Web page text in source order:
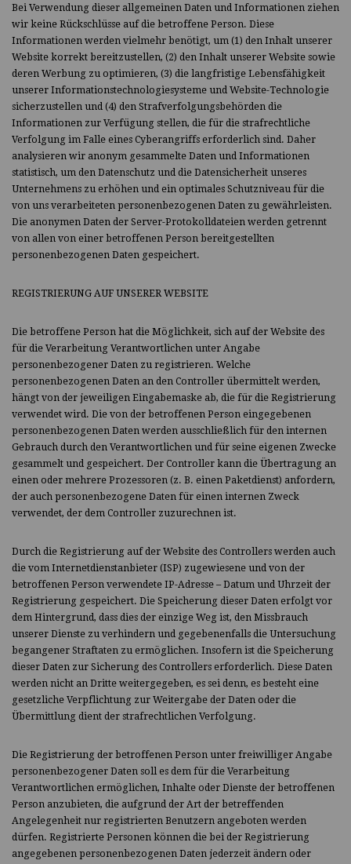
Bei Verwendung dieser allgemeinen Daten und Informationen ziehen
wir keine Rückschlüsse auf die betroffene Person. Diese
Informationen werden vielmehr benötigt, um (1) den Inhalt unserer
Website korrekt bereitzustellen, (2) den Inhalt unserer Website sowie
deren Werbung zu optimieren, (3) die langfristige Lebensfähigkeit
unserer Informationstechnologiesysteme und Website-Technologie
sicherzustellen und (4) den Strafverfolgungsbehörden die
Informationen zur Verfügung stellen, die für die strafrechtliche
Verfolgung im Falle eines Cyberangriffs erforderlich sind. Daher
analysieren wir anonym gesammelte Daten und Informationen
statistisch, um den Datenschutz und die Datensicherheit unseres
Unternehmens zu erhöhen und ein optimales Schutzniveau für die
von uns verarbeiteten personenbezogenen Daten zu gewährleisten.
Die anonymen Daten der Server-Protokolldateien werden getrennt
von allen von einer betroffenen Person bereitgestellten
personenbezogenen Daten gespeichert.
REGISTRIERUNG AUF UNSERER WEBSITE
Die betroffene Person hat die Möglichkeit, sich auf der Website des
für die Verarbeitung Verantwortlichen unter Angabe
personenbezogener Daten zu registrieren. Welche
personenbezogenen Daten an den Controller übermittelt werden,
hängt von der jeweiligen Eingabemaske ab, die für die Registrierung
verwendet wird. Die von der betroffenen Person eingegebenen
personenbezogenen Daten werden ausschließlich für den internen
Gebrauch durch den Verantwortlichen und für seine eigenen Zwecke
gesammelt und gespeichert. Der Controller kann die Übertragung an
einen oder mehrere Prozessoren (z. B. einen Paketdienst) anfordern,
der auch personenbezogene Daten für einen internen Zweck
verwendet, der dem Controller zuzurechnen ist.
Durch die Registrierung auf der Website des Controllers werden auch
die vom Internetdienstanbieter (ISP) zugewiesene und von der
betroffenen Person verwendete IP-Adresse – Datum und Uhrzeit der
Registrierung gespeichert. Die Speicherung dieser Daten erfolgt vor
dem Hintergrund, dass dies der einzige Weg ist, den Missbrauch
unserer Dienste zu verhindern und gegebenenfalls die Untersuchung
begangener Straftaten zu ermöglichen. Insofern ist die Speicherung
dieser Daten zur Sicherung des Controllers erforderlich. Diese Daten
werden nicht an Dritte weitergegeben, es sei denn, es besteht eine
gesetzliche Verpflichtung zur Weitergabe der Daten oder die
Übermittlung dient der strafrechtlichen Verfolgung.
Die Registrierung der betroffenen Person unter freiwilliger Angabe
personenbezogener Daten soll es dem für die Verarbeitung
Verantwortlichen ermöglichen, Inhalte oder Dienste der betroffenen
Person anzubieten, die aufgrund der Art der betreffenden
Angelegenheit nur registrierten Benutzern angeboten werden
dürfen. Registrierte Personen können die bei der Registrierung
angegebenen personenbezogenen Daten jederzeit ändern oder